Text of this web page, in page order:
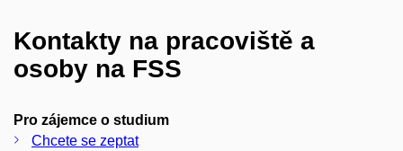
Kontakty na pracoviště a
osoby na FSS
Pro zájemce o studium
Chcete se zeptat